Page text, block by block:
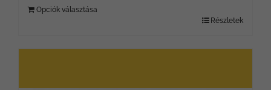
Opciók választása
Részletek